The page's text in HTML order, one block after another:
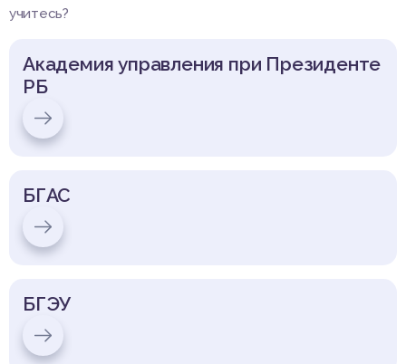
учитесь?
Академия управления при Президенте
РБ
БГАС
БГЭУ